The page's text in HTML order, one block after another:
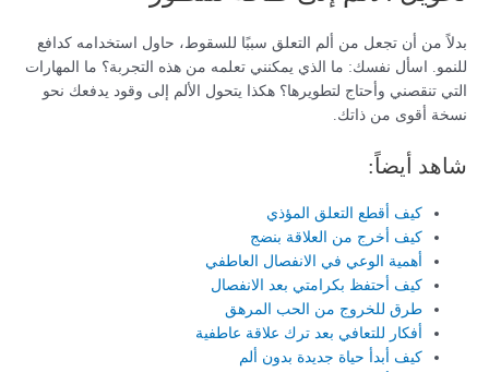
بدلاً من أن تجعل من ألم التعلق سببًا للسقوط، حاول استخدامه كدافع
للنمو. اسأل نفسك: ما الذي يمكنني تعلمه من هذه التجربة؟ ما المهارات
التي تنقصني وأحتاج لتطويرها؟ هكذا يتحول الألم إلى وقود يدفعك نحو
نسخة أقوى من ذاتك.
شاهد أيضاً:
كيف أقطع التعلق المؤذي
كيف أخرج من العلاقة بنضج
أهمية الوعي في الانفصال العاطفي
كيف أحتفظ بكرامتي بعد الانفصال
طرق للخروج من الحب المرهق
أفكار للتعافي بعد ترك علاقة عاطفية
كيف أبدأ حياة جديدة بدون ألم